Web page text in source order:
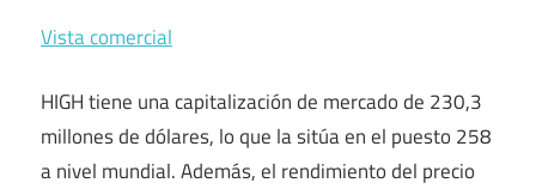
Vista comercial
HIGH tiene una capitalización de mercado de 230,3
millones de dólares, lo que la sitúa en el puesto 258
a nivel mundial. Además, el rendimiento del precio